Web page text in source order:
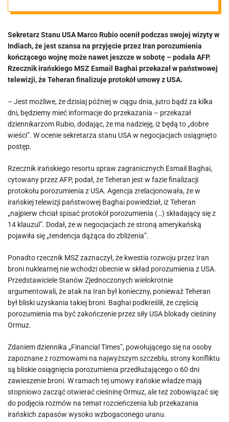
Iranem być
może jeszcze w
sobotę
Sekretarz Stanu USA Marco Rubio ocenił podczas swojej wizyty w
Indiach, że jest szansa na przyjęcie przez Iran porozumienia
kończącego wojnę może nawet jeszcze w sobotę – podała AFP.
Rzecznik irańskiego MSZ Esmail Baghai przekazał w państwowej
telewizji, że Teheran finalizuje protokół umowy z USA.
– Jest możliwe, że dzisiaj później w ciągu dnia, jutro bądź za kilka
dni, będziemy mieć informacje do przekazania – przekazał
dziennikarzom Rubio, dodając, że ma nadzieję, iż będą to „dobre
wieści”. W ocenie sekretarza stanu USA w negocjacjach osiągnięto
postęp.
Rzecznik irańskiego resortu spraw zagranicznych Esmail Baghai,
cytowany przez AFP, podał, że Teheran jest w fazie finalizacji
protokołu porozumienia z USA. Agencja zrelacjonowała, że w
irańskiej telewizji państwowej Baghai powiedział, iż Teheran
„najpierw chciał spisać protokół porozumienia (…) składający się z
14 klauzul”. Dodał, że w negocjacjach ze stroną amerykańską
pojawiła się „tendencja dążąca do zbliżenia”.
Ponadto rzecznik MSZ zaznaczył, że kwestia rozwoju przez Iran
broni nuklearnej nie wchodzi obecnie w skład porozumienia z USA.
Przedstawiciele Stanów Zjednoczonych wielokrotnie
argumentowali, że atak na Iran był konieczny, ponieważ Teheran
był bliski uzyskania takiej broni. Baghai podkreślił, że częścią
porozumienia ma być zakończenie przez siły USA blokady cieśniny
Ormuz.
Zdaniem dziennika „Financial Times”, powołującego się na osoby
zapoznane z rozmowami na najwyższym szczeblu, strony konfliktu
są bliskie osiągnięcia porozumienia przedłużającego o 60 dni
zawieszenie broni. W ramach tej umowy irańskie władze mają
stopniowo zacząć otwierać cieśninę Ormuz, ale też zobowiązać się
do podjęcia rozmów na temat rozcieńczenia lub przekazania
irańskich zapasów wysoko wzbogaconego uranu.